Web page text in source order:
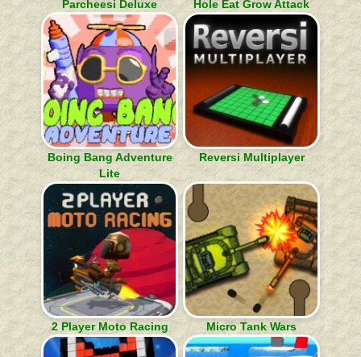
Parcheesi Deluxe Hole Eat Grow Attack
Boing Bang Adventure
Lite
Reversi Multiplayer
2 Player Moto Racing Micro Tank Wars